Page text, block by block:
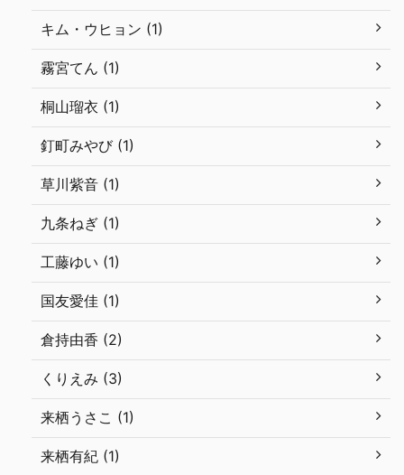
キム・ウヒョン (1)
霧宮てん (1)
桐山瑠衣 (1)
釘町みやび (1)
草川紫音 (1)
九条ねぎ (1)
工藤ゆい (1)
国友愛佳 (1)
倉持由香 (2)
くりえみ (3)
来栖うさこ (1)
来栖有紀 (1)